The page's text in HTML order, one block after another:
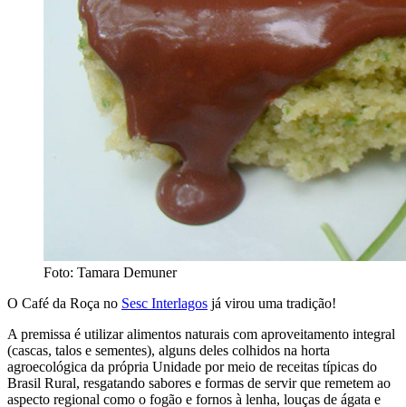
Foto: Tamara Demuner
O Café da Roça no Sesc Interlagos já virou uma tradição!
A premissa é utilizar alimentos naturais com aproveitamento integral
(cascas, talos e sementes), alguns deles colhidos na horta
agroecológica da própria Unidade por meio de receitas típicas do
Brasil Rural, resgatando sabores e formas de servir que remetem ao
aspecto regional como o fogão e fornos à lenha, louças de ágata e